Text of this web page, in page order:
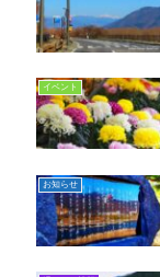
イベント
お知らせ